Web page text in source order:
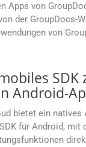
Apps von
der GroupDocs-
von
SDK
Android-
bietet ein natives
für Android, mit